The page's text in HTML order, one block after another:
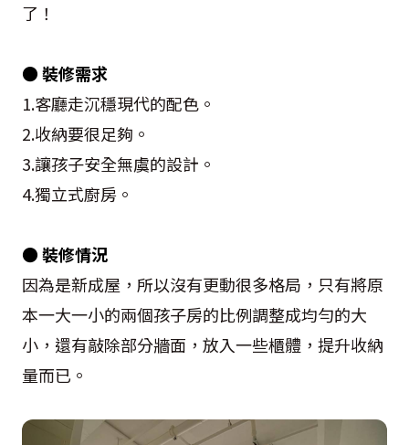
了！
● 裝修需求
1.客廳走沉穩現代的配色。
2.收納要很足夠。
3.讓孩子安全無虞的設計。
4.獨立式廚房。
● 裝修情況
因為是新成屋，所以沒有更動很多格局，只有將原
本一大一小的兩個孩子房的比例調整成均勻的大
小，還有敲除部分牆面，放入一些櫃體，提升收納
量而已。